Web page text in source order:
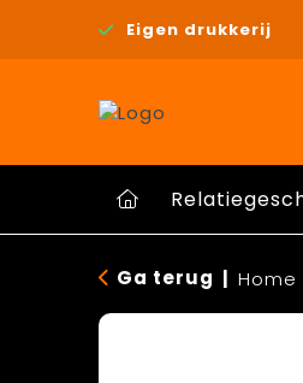
Eigen drukkerij
Ga terug Home